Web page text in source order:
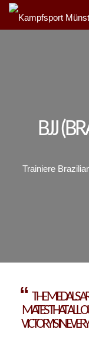
BJJ
Trainiere
THE MEDALS
MATES THAT ALL
VICTORY IS IN